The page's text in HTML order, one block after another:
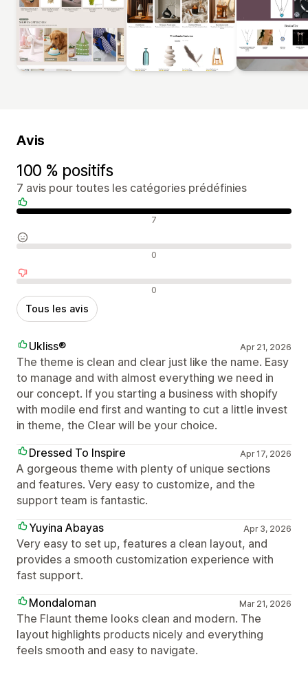
Avis
100 % positifs
7 avis pour toutes les catégories prédéfinies
Avis positifs 7
Avis neutres 0
Avis négatifs 0
Tous les avis
Ukliss® Apr 21, 2026
The theme is clean and clear just like the name. Easy
to manage and with almost everything we need in
our concept. If you starting a business with shopify
with modile end first and wanting to cut a little invest
in theme, the Clear will be your choice.
Dressed To Inspire
Apr 17, 2026
A gorgeous theme with plenty of unique sections
and features. Very easy to customize, and the
support team is fantastic.
Yuyina Abayas
Apr 3, 2026
Very easy to set up, features a clean layout, and
provides a smooth customization experience with
fast support.
Mondaloman
Mar 21, 2026
The Flaunt theme looks clean and modern. The
layout highlights products nicely and everything
feels smooth and easy to navigate.